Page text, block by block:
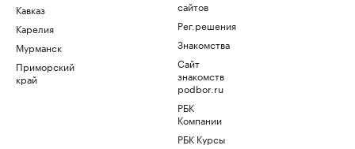
Кавказ
Карелия
Мурманск
Приморский
край
сайтов
Рег.решения
Знакомства
Сайт
знакомств
podbor.ru
РБК
Компании
РБК Курсы